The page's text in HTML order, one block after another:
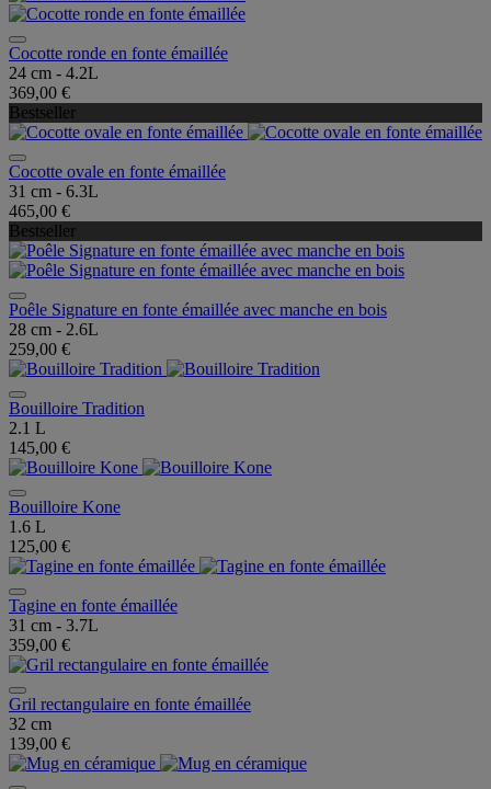
Cocotte ronde en fonte émaillée
24 cm - 4.2L
369,00 €
Bestseller
Cocotte ovale en fonte émaillée
31 cm - 6.3L
465,00 €
Bestseller
Poêle Signature en fonte émaillée avec manche en bois
28 cm - 2.6L
259,00 €
Bouilloire Tradition
2.1 L
145,00 €
Bouilloire Kone
1.6 L
125,00 €
Tagine en fonte émaillée
31 cm - 3.7L
359,00 €
Gril rectangulaire en fonte émaillée
32 cm
139,00 €